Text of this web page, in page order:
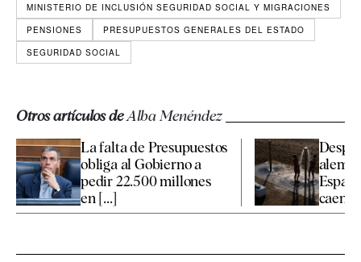
MINISTERIO DE INCLUSIÓN SEGURIDAD SOCIAL Y MIGRACIONES
PENSIONES
PRESUPUESTOS GENERALES DEL ESTADO
SEGURIDAD SOCIAL
Otros artículos deAlba Menéndez
La falta de Presupuestos
obliga al Gobierno a
pedir 22.500 millones
en [...]
caen